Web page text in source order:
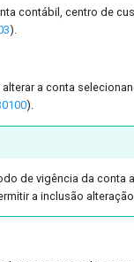
contábil, centro de
).
a conta
).
de vigência da conta a
a inclusão alteração.